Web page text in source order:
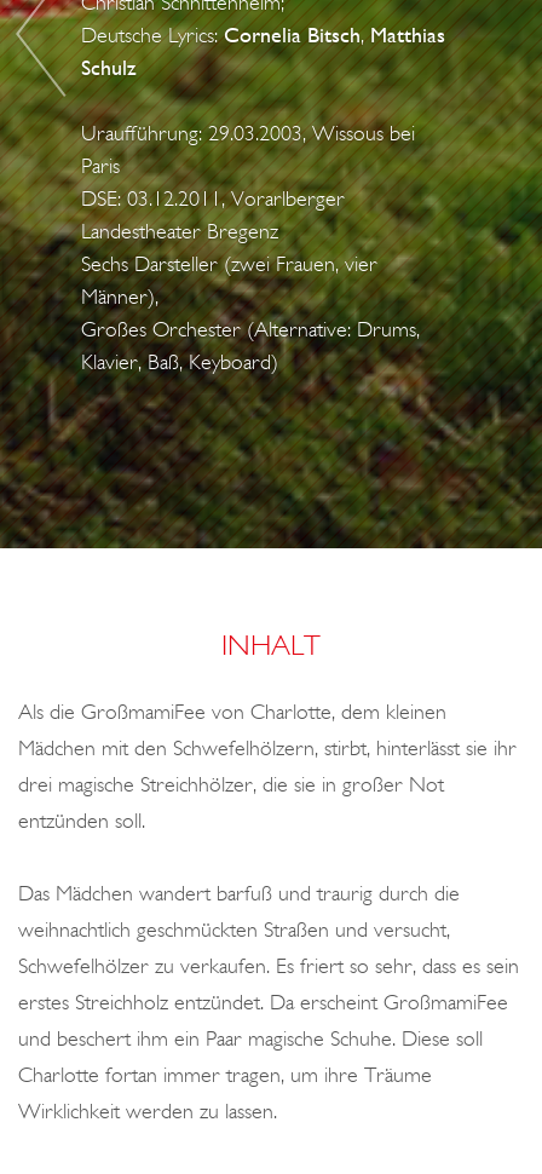
n
D
E
N
S
C
H
W
E
F
E
L
H
Ö
L
Z
E
Deutsche Lyrics:Cornelia Bitsch, Matthias
Schulz
Uraufführung: 29.03.2003, Wissous bei
Paris
DSE: 03.12.2011, Vorarlberger
Landestheater Bregenz
Sechs Darsteller (zwei Frauen, vier
Männer),
Großes Orchester (Alternative: Drums,
Klavier, Baß, Keyboard)
INHALT
Als die GroßmamiFee von Charlotte, dem kleinen
Mädchen mit den Schwefelhölzern, stirbt, hinterlässt sie ihr
drei magische Streichhölzer, die sie in großer Not
entzünden soll.
Das Mädchen wandert barfuß und traurig durch die
weihnachtlich geschmückten Straßen und versucht,
Schwefelhölzer zu verkaufen. Es friert so sehr, dass es sein
erstes Streichholz entzündet. Da erscheint GroßmamiFee
und beschert ihm ein Paar magische Schuhe. Diese soll
Charlotte fortan immer tragen, um ihre Träume
Wirklichkeit werden zu lassen.